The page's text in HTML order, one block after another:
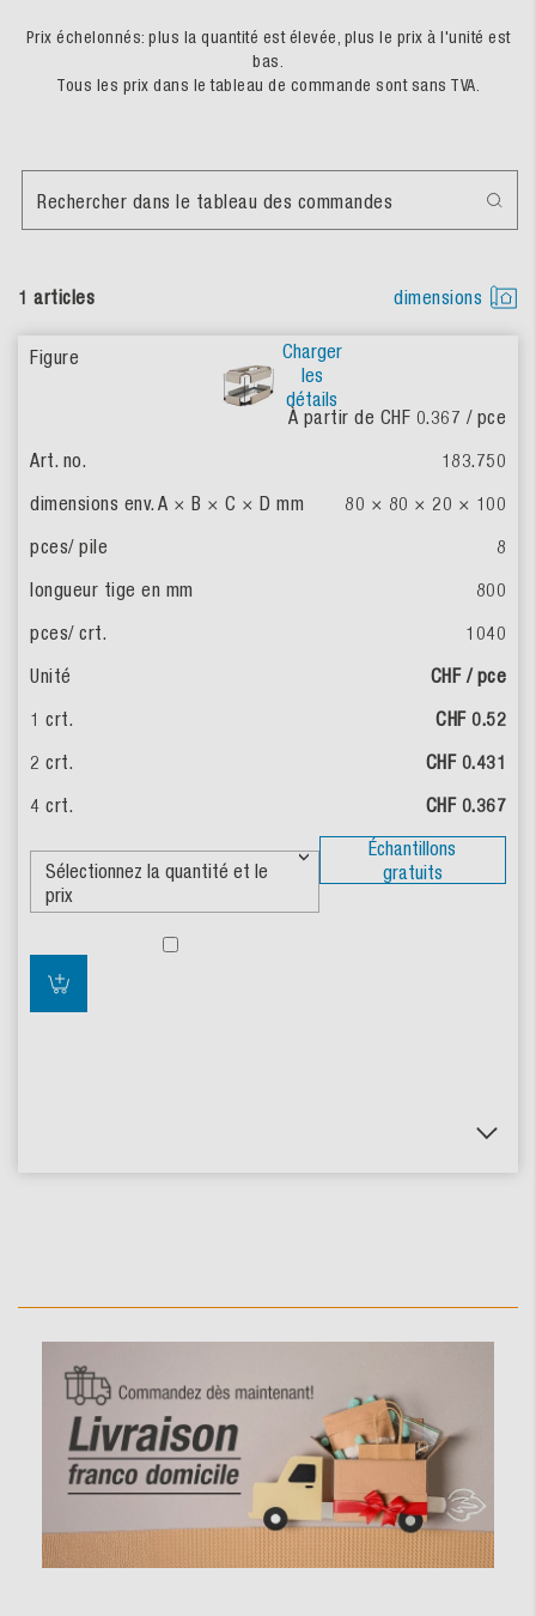
Prix échelonnés: plus la quantité est élevée, plus le prix à l'unité est
bas.
Tous les prix dans le tableau de commande sont sans TVA.
1 articles dimensions
Rechercher dans le tableau des commandes
Charger
les
détails
À partir de CHF 0.367 / pce
183.750
80 × 80 × 20 × 100
8
800
1040
CHF / pce
CHF 0.52
CHF 0.431
CHF 0.367
Échantillons
gratuits